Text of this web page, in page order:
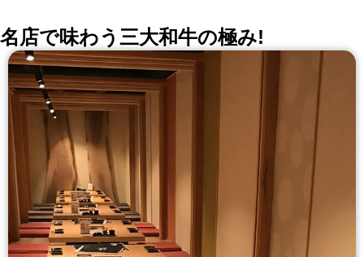
名店で味わう三大和牛の極み!